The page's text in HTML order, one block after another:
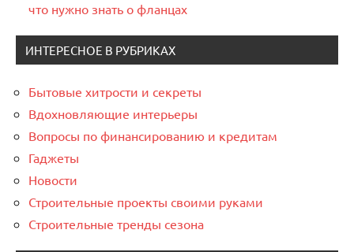
что нужно знать о фланцах
ИНТЕРЕСНОЕ В РУБРИКАХ
Бытовые хитрости и секреты
Вдохновляющие интерьеры
Вопросы по финансированию и кредитам
Гаджеты
Новости
Строительные проекты своими руками
Строительные тренды сезона